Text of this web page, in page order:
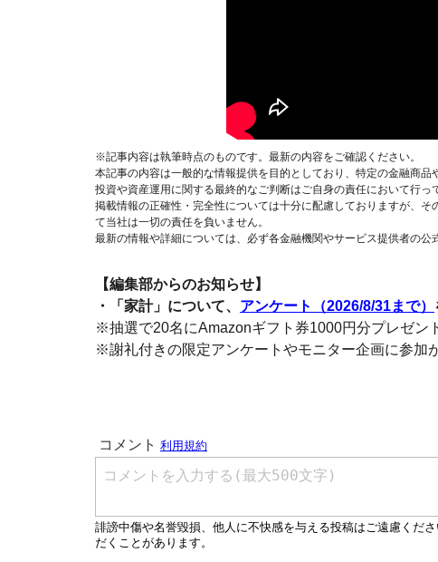
※記事内容は執筆時点のものです。最新の内容をご確認ください。
本記事の内容は一般的な情報提供を目的としており、特定の金融商品
投資や資産運用に関する最終的なご判断はご自身の責任において行っ
掲載情報の正確性・完全性については十分に配慮しておりますが、
て当社は一切の責任を負いません。
最新の情報や詳細については、必ず各金融機関やサービス提供者の公
【編集部からのお知らせ】
・「家計」について、 アンケート（2026/8/31まで）
※抽選で20名にAmazonギフト券1000円分プレゼン
※謝礼付きの限定アンケートやモニター企画に参加